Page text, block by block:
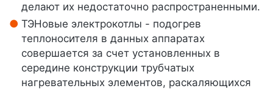
делают их недостаточно распространенными.
ТЭНовые электрокотлы - подогрев
теплоносителя в данных аппаратах
совершается за счет установленных в
середине конструкции трубчатых
нагревательных элементов, раскаляющихся